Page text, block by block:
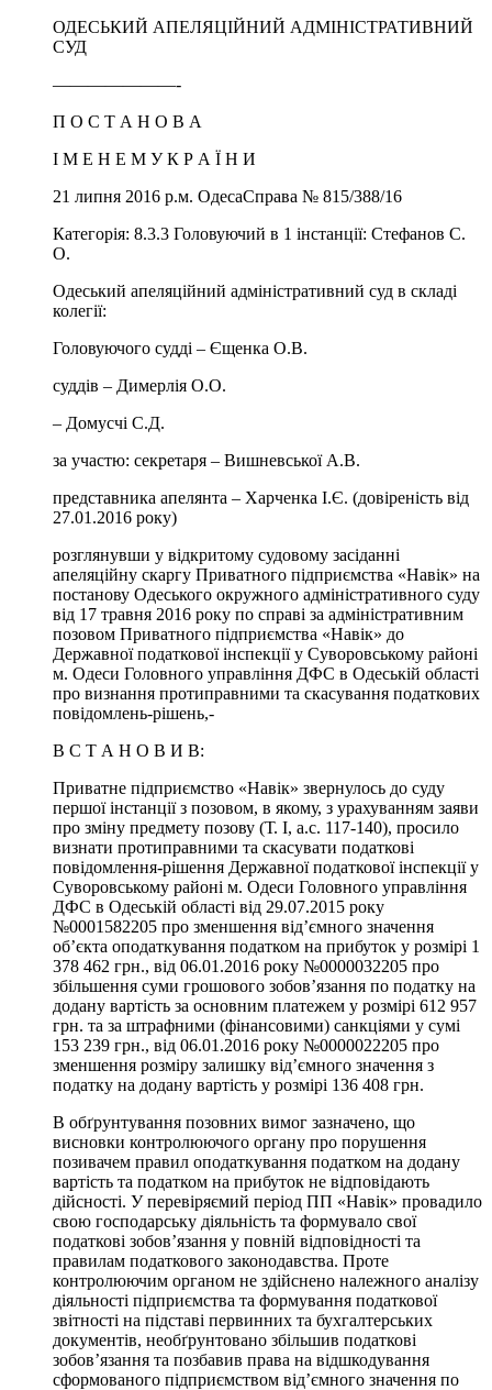
ОДЕСЬКИЙ АПЕЛЯЦІЙНИЙ АДМІНІСТРАТИВНИЙ
СУД
———————-
П О С Т А Н О В А
І М Е Н Е М У К Р А Ї Н И
21 липня 2016 р.м. ОдесаСправа № 815/388/16
Категорія: 8.3.3 Головуючий в 1 інстанції: Стефанов С.
О.
Одеський апеляційний адміністративний суд в складі
колегії:
Головуючого судді – Єщенка О.В.
суддів – Димерлія О.О.
– Домусчі С.Д.
за участю: секретаря – Вишневської А.В.
представника апелянта – Харченка І.Є. (довіреність від
27.01.2016 року)
розглянувши у відкритому судовому засіданні
апеляційну скаргу Приватного підприємства «Навік» на
постанову Одеського окружного адміністративного суду
від 17 травня 2016 року по справі за адміністративним
позовом Приватного підприємства «Навік» до
Державної податкової інспекції у Суворовському районі
м. Одеси Головного управління ДФС в Одеській області
про визнання протиправними та скасування податкових
повідомлень-рішень,-
В С Т А Н О В И В:
Приватне підприємство «Навік» звернулось до суду
першої інстанції з позовом, в якому, з урахуванням заяви
про зміну предмету позову (Т. І, а.с. 117-140), просило
визнати протиправними та скасувати податкові
повідомлення-рішення Державної податкової інспекції у
Суворовському районі м. Одеси Головного управління
ДФС в Одеській області від 29.07.2015 року
№0001582205 про зменшення від’ємного значення
об’єкта оподаткування податком на прибуток у розмірі 1
378 462 грн., від 06.01.2016 року №0000032205 про
збільшення суми грошового зобов’язання по податку на
додану вартість за основним платежем у розмірі 612 957
грн. та за штрафними (фінансовими) санкціями у сумі
153 239 грн., від 06.01.2016 року №0000022205 про
зменшення розміру залишку від’ємного значення з
податку на додану вартість у розмірі 136 408 грн.
В обґрунтування позовних вимог зазначено, що
висновки контролюючого органу про порушення
позивачем правил оподаткування податком на додану
вартість та податком на прибуток не відповідають
дійсності. У перевіряємий період ПП «Навік» провадило
свою господарську діяльність та формувало свої
податкові зобов’язання у повній відповідності та
правилам податкового законодавства. Проте
контролюючим органом не здійснено належного аналізу
діяльності підприємства та формування податкової
звітності на підставі первинних та бухгалтерських
документів, необґрунтовано збільшив податкові
зобов’язання та позбавив права на відшкодування
сформованого підприємством від’ємного значення по